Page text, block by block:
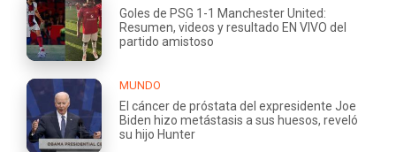
Goles de PSG 1-1 Manchester United:
Resumen, videos y resultado EN VIVO del
partido amistoso
MUNDO
El cáncer de próstata del expresidente Joe
Biden hizo metástasis a sus huesos, reveló
su hijo Hunter